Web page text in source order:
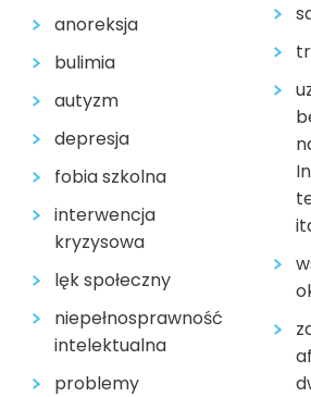
anoreksja
bulimia
autyzm
depresja
fobia szkolna
interwencja
kryzysowa
lęk społeczny
niepełnosprawność
intelektualna
problemy